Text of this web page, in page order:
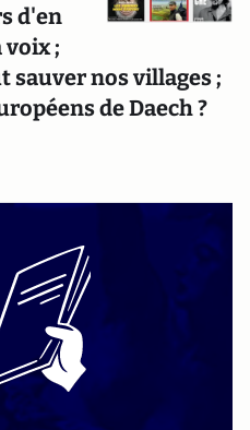
d'en
voix ;
sauver nos villages ;
de Daech ?